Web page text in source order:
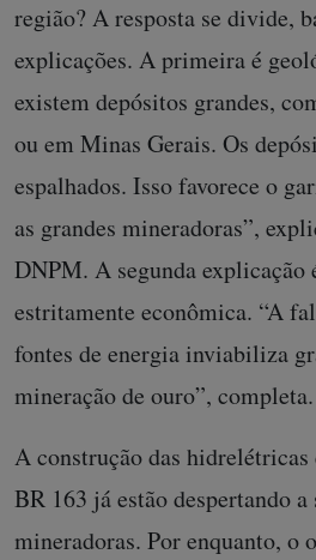
região? A resposta se divide,
explicações. A primeira é
existem depósitos grandes,
ou em Minas Gerais. Os
espalhados. Isso favorece o
as grandes mineradoras”,
DNPM. A segunda explicação
estritamente econômica. “A
fontes de energia inviabiliza
mineração de ouro”, completa.
A construção das
BR 163 já estão despertando a
mineradoras. Por enquanto, o